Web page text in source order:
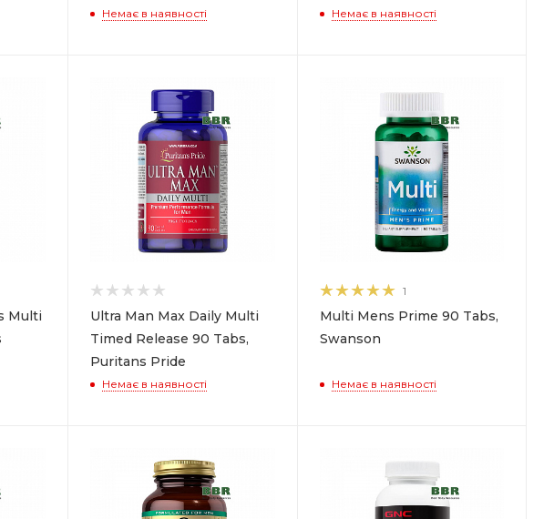
Немає в наявності Немає в наявності
Multi
Ultra Man Max Daily Multi
Timed Release 90 Tabs,
Puritans Pride
Немає в наявності
1
Multi Mens Prime 90 Tabs,
Swanson
Немає в наявності